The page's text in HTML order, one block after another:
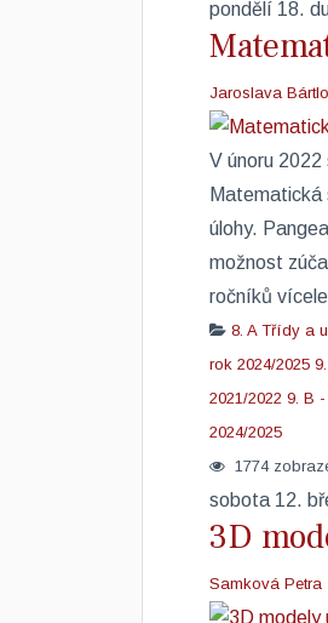
pondělí 18.
Jaroslava
V únoru
Matematická
úlohy.
možnost
ročníků
8. A Třídy a
rok 2024/2025
2021/2022 9. B
2024/2025
1774
sobota 12.
3D
Samková Petra